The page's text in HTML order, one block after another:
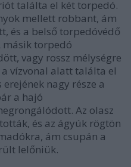
találta el két torpedó.
mellett robbant, ám
és a belső torpedóvédő
másik torpedó
vagy rossz mélységre
vízvonal alatt találta el
nagy része a
a hajó
Az olasz
és az ágyúk rögtön
ám csupán a
lelőniük.